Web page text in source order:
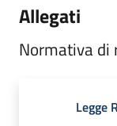
Allegati
Normativa
Legge